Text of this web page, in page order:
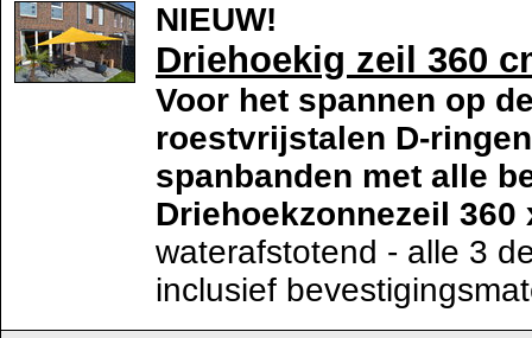
NIEUW!
Driehoekig zeil 360
Voor het spannen op
roestvrijstalen D-
spanbanden met alle
Driehoekzonnezeil 360
waterafstotend - alle 3
inclusief